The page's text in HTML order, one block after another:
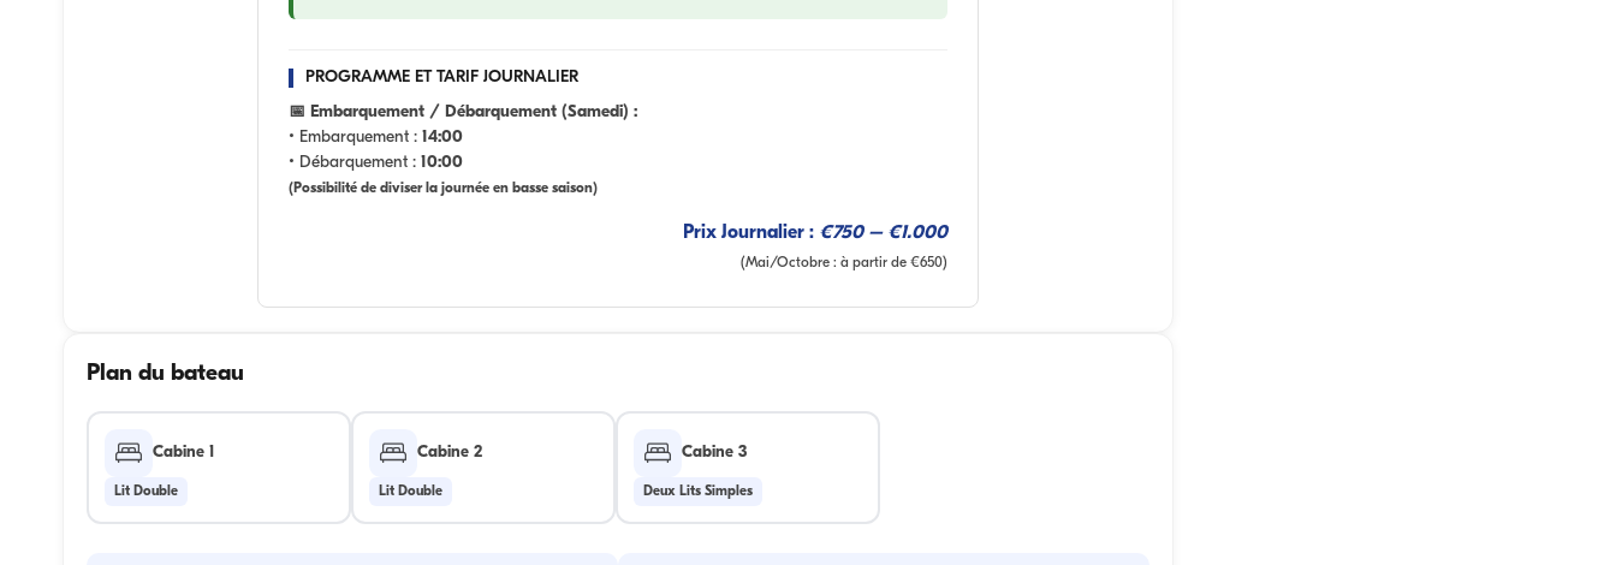
PROGRAMME ET TARIF JOURNALIER
📅 Embarquement / Débarquement (Samedi) :
• Embarquement : 14:00
• Débarquement : 10:00
(Possibilité de diviser la journée en basse saison)
Prix Journalier : €750 – €1.000
(Mai/Octobre : à partir de €650)
Plan du bateau
Cabine 1
Lit Double
Cabine 2
Lit Double
Cabine 3
Deux Lits Simples